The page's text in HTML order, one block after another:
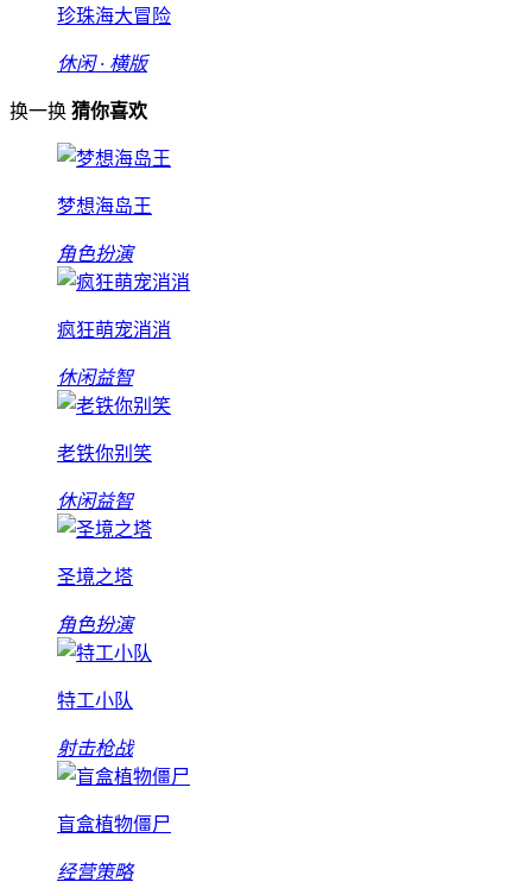
珍珠海大冒险
休闲 · 横版
换一换 猜你喜欢
梦想海岛王
角色扮演
疯狂萌宠消消
休闲益智
老铁你别笑
休闲益智
圣境之塔
角色扮演
特工小队
射击枪战
盲盒植物僵尸
经营策略